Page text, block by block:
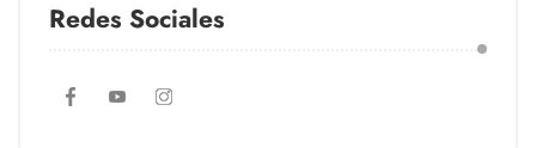
Redes Sociales